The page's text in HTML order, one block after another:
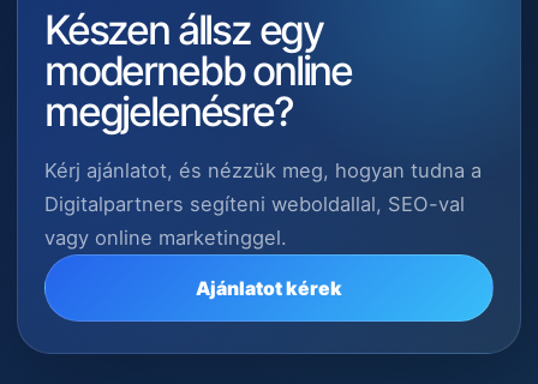
Készen állsz egy
modernebb online
megjelenésre?
Kérj ajánlatot, és nézzük meg, hogyan tudna a
Digitalpartners segíteni weboldallal, SEO-val
vagy online marketinggel.
Ajánlatot kérek